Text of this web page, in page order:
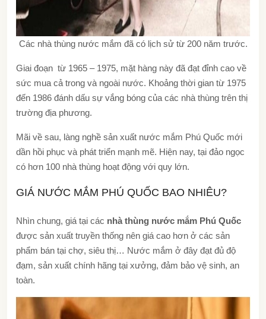
Các nhà thùng nước mắm đã có lịch sử từ 200 năm trước.
Giai đoạn từ 1965 – 1975, mặt hàng này đã đạt đỉnh cao về
sức mua cả trong và ngoài nước. Khoảng thời gian từ 1975
đến 1986 đánh dấu sự vắng bóng của các nhà thùng trên thị
trường địa phương.
Mãi về sau, làng nghề sản xuất nước mắm Phú Quốc mới
dần hồi phục và phát triển mạnh mẽ. Hiện nay, tại đảo ngọc
có hơn 100 nhà thùng hoạt động với quy lớn.
GIÁ NƯỚC MẮM PHÚ QUỐC BAO NHIÊU?
Nhìn chung, giá tại các nhà thùng nước mắm Phú Quốc
được sản xuất truyền thống nên giá cao hơn ở các sản
phẩm bán tại chợ, siêu thị… Nước mắm ở đây đạt đủ độ
đạm, sản xuất chính hãng tại xưởng, đảm bảo vệ sinh, an
toàn.